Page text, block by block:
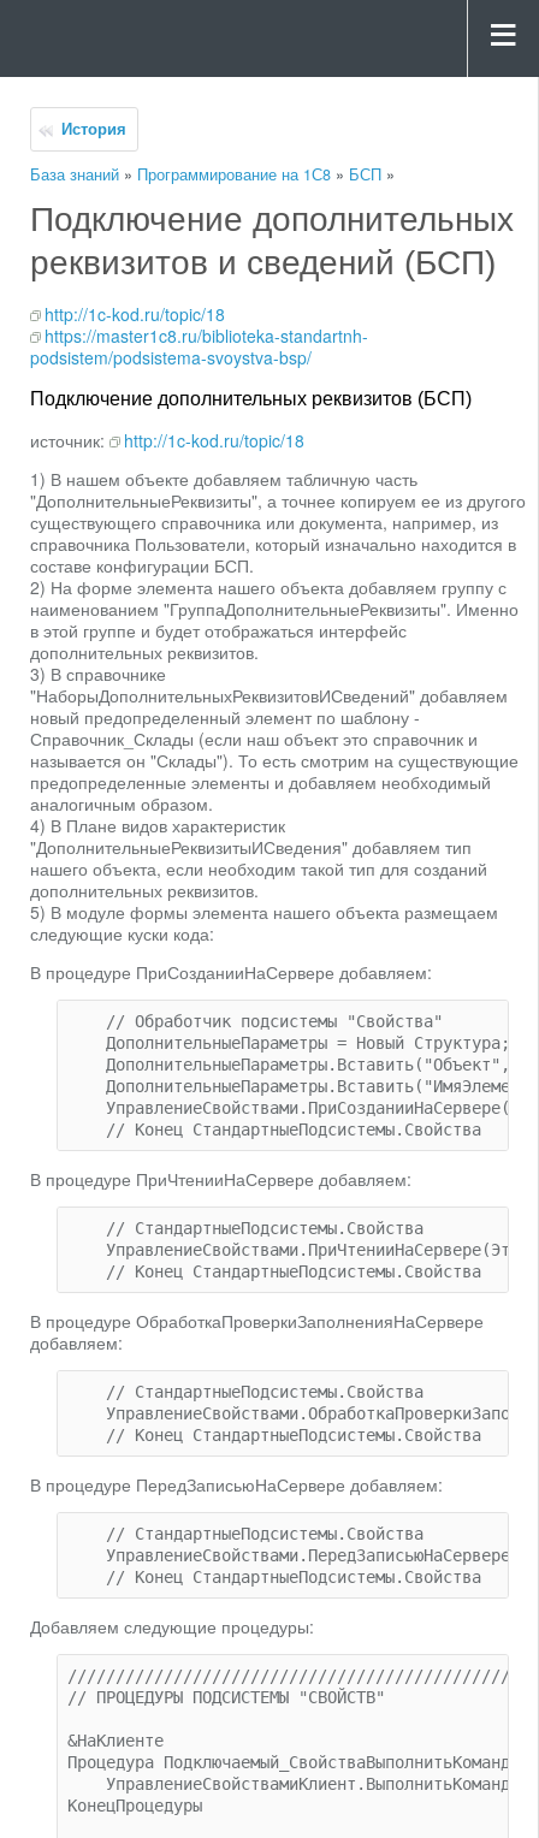
История
База знаний » Программирование на 1С8 » БСП »
Подключение дополнительных
реквизитов и сведений (БСП)
http://1c-kod.ru/topic/18
https://master1c8.ru/biblioteka-standartnh-
podsistem/podsistema-svoystva-bsp/
Подключение дополнительных реквизитов (БСП)
источник:
http://1c-kod.ru/topic/18
1) В нашем объекте добавляем табличную часть
"ДополнительныеРеквизиты", а точнее копируем ее из другого
существующего справочника или документа, например, из
справочника Пользователи, который изначально находится в
составе конфигурации БСП.
2) На форме элемента нашего объекта добавляем группу с
наименованием "ГруппаДополнительныеРеквизиты". Именно
в этой группе и будет отображаться интерфейс
дополнительных реквизитов.
3) В справочнике
"НаборыДополнительныхРеквизитовИСведений" добавляем
новый предопределенный элемент по шаблону -
Справочник_Склады (если наш объект это справочник и
называется он "Склады"). То есть смотрим на существующие
предопределенные элементы и добавляем необходимый
аналогичным образом.
4) В Плане видов характеристик
"ДополнительныеРеквизитыИСведения" добавляем тип
нашего объекта, если необходим такой тип для созданий
дополнительных реквизитов.
5) В модуле формы элемента нашего объекта размещаем
следующие куски кода:
В процедуре ПриСозданииНаСервере добавляем:
    // Обработчик подсистемы "Свойства"
    ДополнительныеПараметры = Новый Структура;
ДополнительныеПараметры.Вставить("Объект",
В процедуре ПриЧтенииНаСервере добавляем:
    // СтандартныеПодсистемы.Свойства
В процедуре ОбработкаПроверкиЗаполненияНаСервере
добавляем:
    // СтандартныеПодсистемы.Свойства
В процедуре ПередЗаписьюНаСервере добавляем:
    // СтандартныеПодсистемы.Свойства
Добавляем следующие процедуры:
// ПРОЦЕДУРЫ ПОДСИСТЕМЫ "СВОЙСТВ"
&НаКлиенте
Процедура
КонецПроцедуры